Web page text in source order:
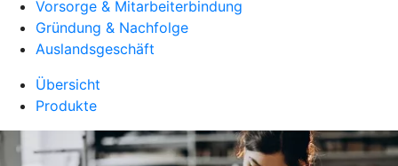
Vorsorge & Mitarbeiterbindung
Gründung & Nachfolge
Auslandsgeschäft
Übersicht
Produkte